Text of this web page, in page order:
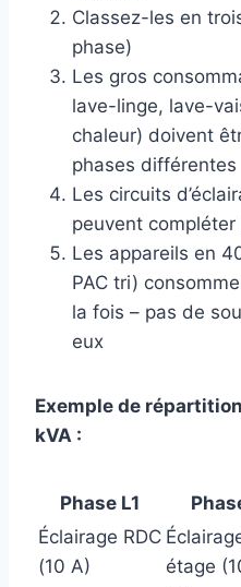
Classez-les en
phase)
Les gros
lave-linge, lave-
chaleur) doivent
phases différentes
Les circuits
peuvent compléter
Les appareils en
PAC tri)
la fois – pas de
eux
Exemple de
kVA :
Phase L1
Éclairage RDC
(10 A)
étage